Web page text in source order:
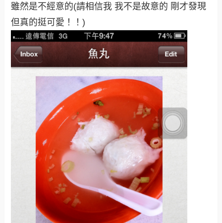
雖然是不經意的(請相信我 我不是故意的 剛才發現
但真的挺可愛！！)